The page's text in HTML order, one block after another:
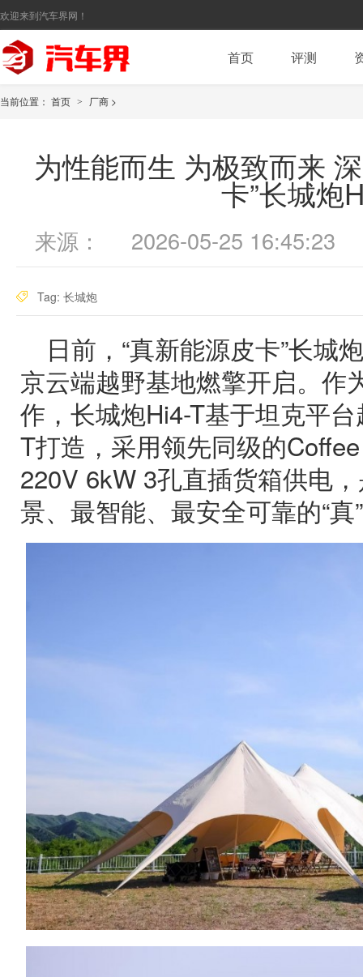
欢迎来到汽车界网！
首页 评测
当前位置： 首页 > 厂商 >
为性能而生 为极致而来
卡”长城炮
来源： 2026-05-25 16:45:23
Tag: 长城炮
日前，“真新能源皮卡”长城
京云端越野基地燃擎开启。作
作，长城炮Hi4-T基于坦克平
T打造，采用领先同级的
220V 6kW 3孔直插货箱供电
景、最智能、最安全可靠的“